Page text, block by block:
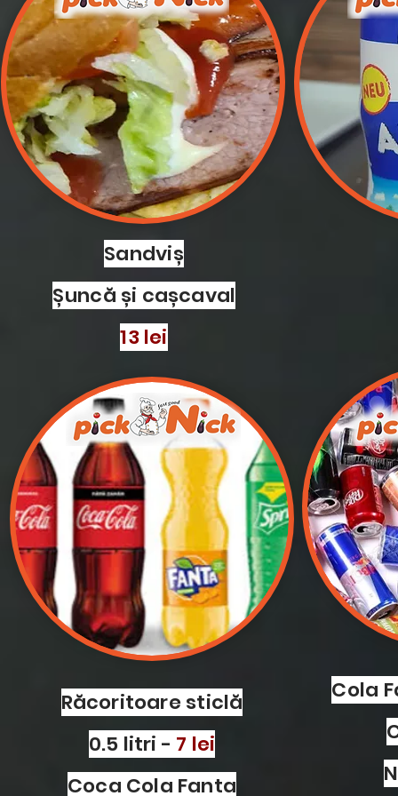
Sandviș
Șuncă și cașcaval
13 lei
Răcoritoare sticlă
0.5 litri - 7 lei
Coca Cola Fanta
Cola